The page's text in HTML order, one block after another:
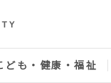
ども・健康・福祉